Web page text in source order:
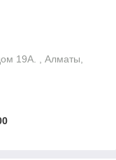
19А. , Алматы,